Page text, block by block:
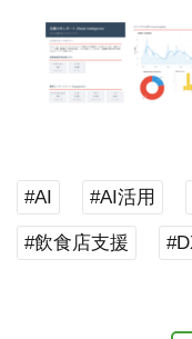
#AI #AI活用
#飲食店支援